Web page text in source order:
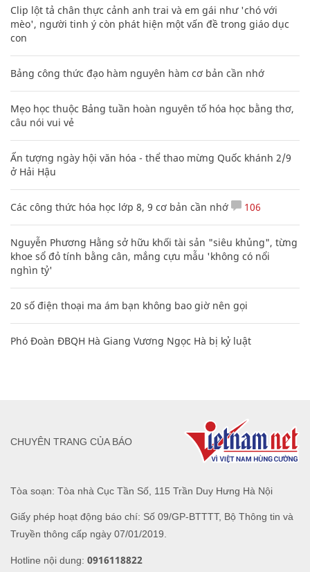
Clip lột tả chân thực cảnh anh trai và em gái như 'chó với
mèo', người tinh ý còn phát hiện một vấn đề trong giáo dục
con
Bảng công thức đạo hàm nguyên hàm cơ bản cần nhớ
Mẹo học thuộc Bảng tuần hoàn nguyên tố hóa học bằng thơ,
câu nói vui vẻ
Ấn tượng ngày hội văn hóa - thể thao mừng Quốc khánh 2/9
ở Hải Hậu
Các công thức hóa học lớp 8, 9 cơ bản cần nhớ 106
Nguyễn Phương Hằng sở hữu khối tài sản "siêu khủng", từng
khoe sổ đỏ tính bằng cân, mắng cựu mẫu 'không có nổi
nghìn tỷ'
20 số điện thoại ma ám bạn không bao giờ nên gọi
Phó Đoàn ĐBQH Hà Giang Vương Ngọc Hà bị kỷ luật
Tòa soạn: Tòa nhà Cục Tần Số, 115 Trần Duy Hưng Hà Nội
Giấy phép hoạt động báo chí: Số 09/GP-BTTTT, Bộ Thông tin và
Truyền thông cấp ngày 07/01/2019.
Hotline nội dung: 0916118822
CHUYÊN TRANG CỦA BÁO